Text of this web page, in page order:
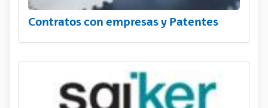
Contratos con empresas y Patentes